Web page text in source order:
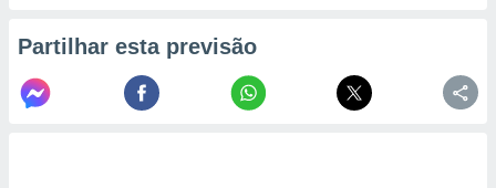
Partilhar esta previsão